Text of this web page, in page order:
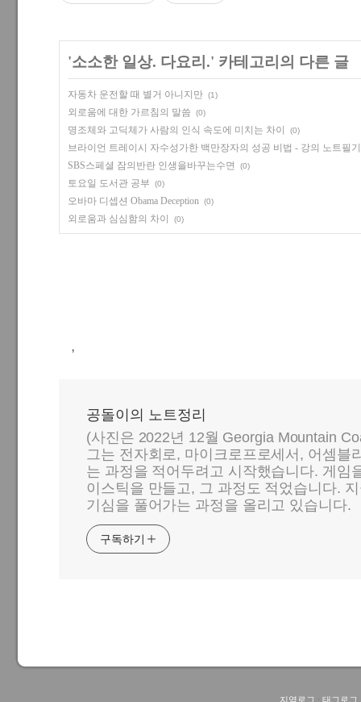
'소소한 일상. 다요리.' 카테고리의 다른 글
자동차 운전할 때 별거 아니지만 (1)
외로움에 대한 가르침의 말씀 (0)
명조체와 고딕체가 사람의 인식 속도에 미치는 차이 (0)
브라이언 트레이시 자수성가한 백만장자의 성공 비법 - 강의 노트필
SBS스페셜 잠의반란 인생을바꾸는수면
(0)
토요일 도서관 공부 (0)
오바마 디셉션 Obama Deception (0)
외로움과 심심함의 차이 (0)
,
공돌이의 노트정리
(사진은 2022년 12월 Georgia Mountain
그는 전자회로, 마이크로프로세서, 어셈블
는 과정을 적어두려고 시작했습니다. 게임
이스틱을 만들고, 그 과정도 적었습니다.
기심을 풀어가는 과정을 올리고 있습니다.
구독하기
지역로그 : 태그로그